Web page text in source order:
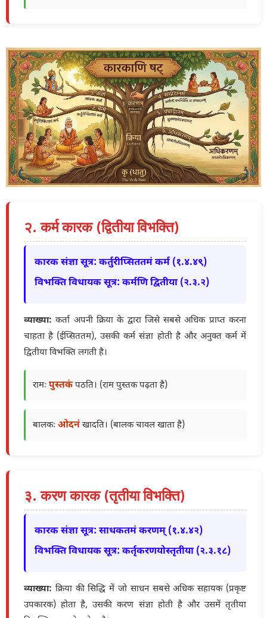
२. कर्म कारक (द्वितीया विभक्ति)
कारक संज्ञा सूत्र: कर्तुरीप्सिततमं कर्म (१.४.४९)
विभक्ति विधायक सूत्र: कर्मणि द्वितीया (२.३.२)
व्याख्या: कर्ता अपनी क्रिया के द्वारा जिसे सबसे अधिक प्राप्त करना
चाहता है (ईप्सिततम), उसकी कर्म संज्ञा होती है और अनुक्त कर्म में
द्वितीया विभक्ति लगती है।
रामः पुस्तकंपठति। (राम पुस्तक पढ़ता है)
बालकः ओदनं खादति। (बालक चावल खाता है)
३. करण कारक (तृतीया विभक्ति)
कारक संज्ञा सूत्र: साधकतमं करणम् (१.४.४२)
विभक्ति विधायक सूत्र: कर्तृकरणयोस्तृतीया (२.३.१८)
व्याख्या: क्रिया की सिद्धि में जो साधन सबसे अधिक सहायक (प्रकृष्ट
उपकारक) होता है, उसकी करण संज्ञा होती है और उसमें तृतीया